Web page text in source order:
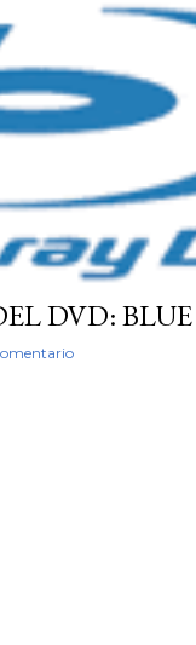
DVD: